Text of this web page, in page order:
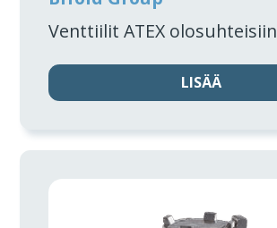
Venttiilit ATEX olosuhteisiin
LISÄÄ